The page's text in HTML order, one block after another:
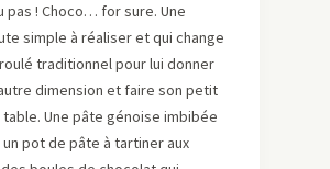
pas ! Choco… for sure. Une
simple à réaliser et qui change
traditionnel pour lui donner
dimension et faire son petit
Une pâte génoise imbibée
un pot de pâte à tartiner aux